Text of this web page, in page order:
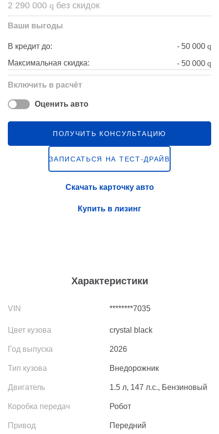
Характеристики
********7035
crystal black
2026
Внедорожник
1.5 л, 147 л.с., Бензиновый
Робот
Передний
2 290 000 q без скидок
Ваши выгоды
В кредит до: - 50 000 q
Максимальная скидка: - 50 000 q
Включить в расчёт
Оценить авто
ПОЛУЧИТЬ КОНСУЛЬТАЦИЮ
ЗАПИСАТЬСЯ НА ТЕСТ-ДРАЙВ
Скачать карточку авто
Купить в лизинг